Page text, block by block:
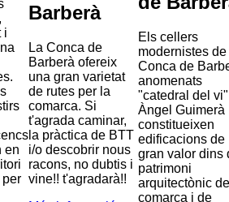
i
en
per
Barberà
La Conca de
Barberà ofereix
una gran varietat
de rutes per la
comarca. Si
t'agrada caminar,
la pràctica de BTT
i/o descobrir nous
racons, no dubtis i
vine!! t'agradarà!!
Els cellers
modernistes
Conca de
anomenats
"catedral del
Àngel Guimerà
constitueixen
edificacions de
gran valor dins
patrimoni
arquitectònic
comarca i de